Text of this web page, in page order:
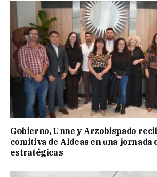
Gobierno, Unne y Arzobispado
comitiva de Aldeas en una jornada
estratégicas